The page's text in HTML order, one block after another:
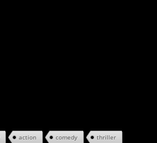
action comedy thriller